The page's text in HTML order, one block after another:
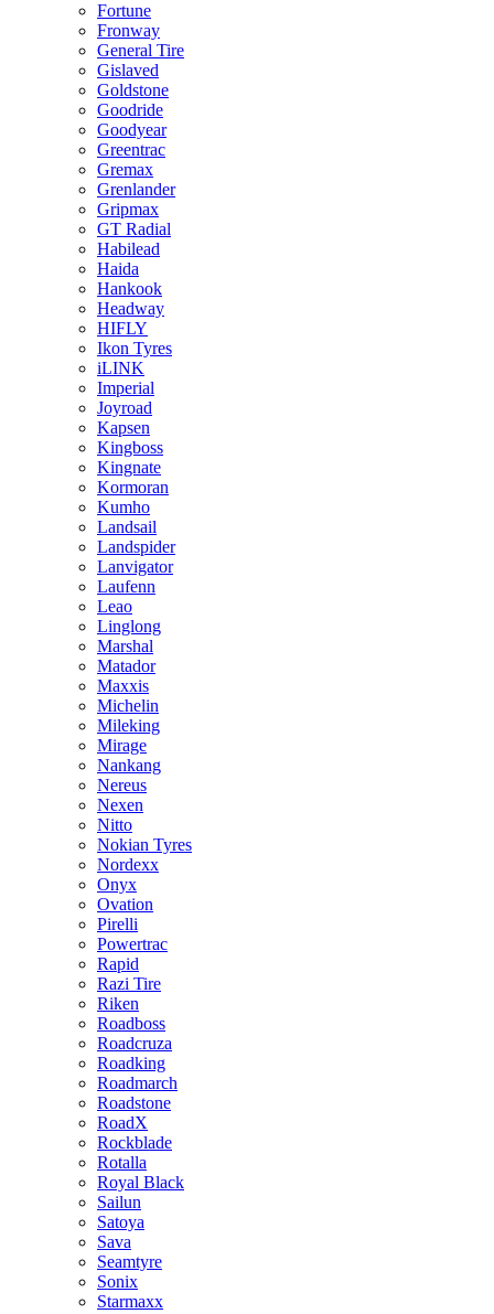
Fortune
Fronway
General Tire
Gislaved
Goldstone
Goodride
Goodyear
Greentrac
Gremax
Grenlander
Gripmax
GT Radial
Habilead
Haida
Hankook
Headway
HIFLY
Ikon Tyres
iLINK
Imperial
Joyroad
Kapsen
Kingboss
Kingnate
Kormoran
Kumho
Landsail
Landspider
Lanvigator
Laufenn
Leao
Linglong
Marshal
Matador
Maxxis
Michelin
Mileking
Mirage
Nankang
Nereus
Nexen
Nitto
Nokian Tyres
Nordexx
Onyx
Ovation
Pirelli
Powertrac
Rapid
Razi Tire
Riken
Roadboss
Roadcruza
Roadking
Roadmarch
Roadstone
RoadX
Rockblade
Rotalla
Royal Black
Sailun
Satoya
Sava
Seamtyre
Sonix
Starmaxx